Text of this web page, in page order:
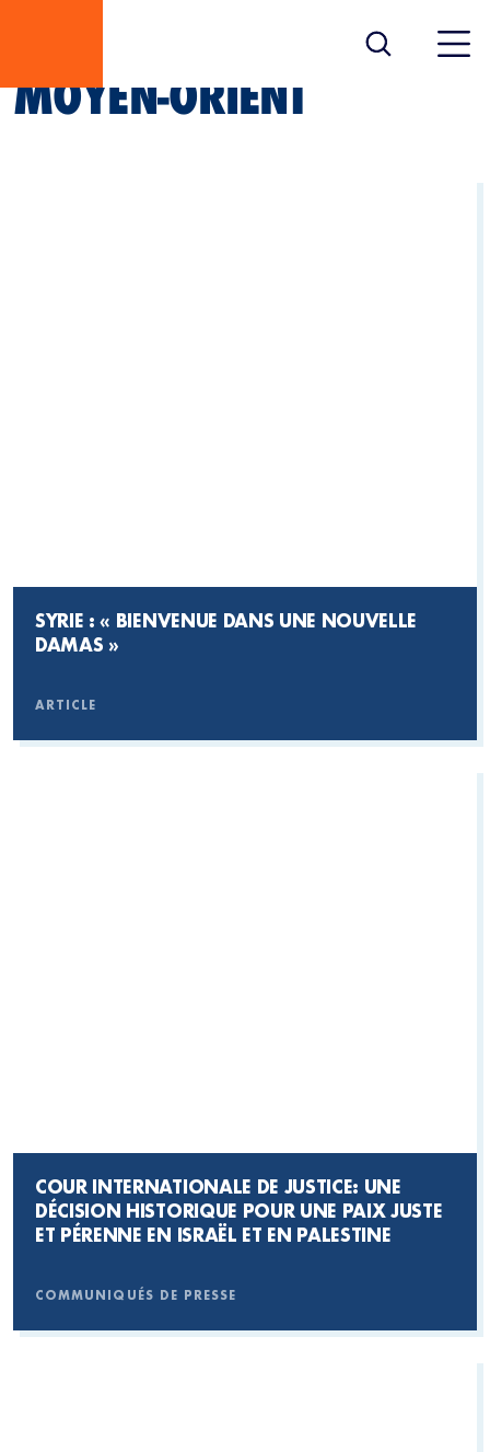
MOYEN-ORIENT
SYRIE : « BIENVENUE DANS UNE NOUVELLE
DAMAS »
ARTICLE
COUR INTERNATIONALE DE JUSTICE: UNE
DÉCISION HISTORIQUE POUR UNE PAIX JUSTE
ET PÉRENNE EN ISRAËL ET EN PALESTINE
COMMUNIQUÉS DE PRESSE